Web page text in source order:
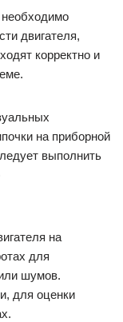
двигателя,
корректно и
на приборной
выполнить
на
для
шумов.
для оценки